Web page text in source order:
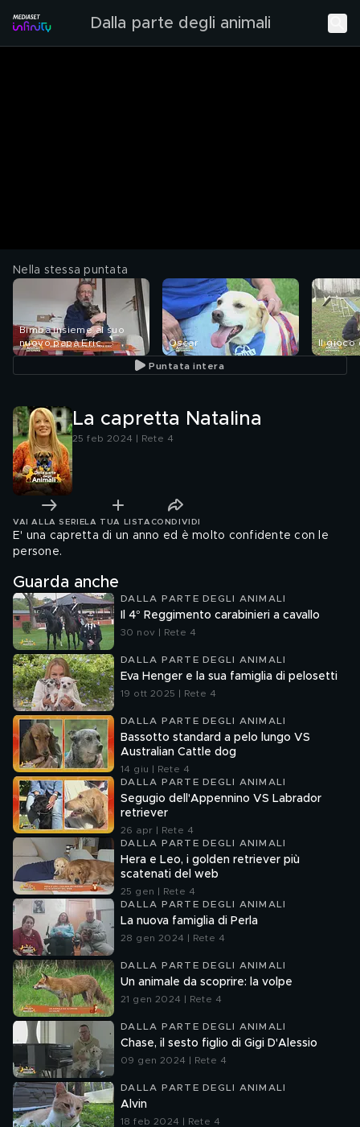
Dalla parte degli animali
Nella stessa puntata
Bimba insieme al suo
nuovo papà Eric
Oscar Il gioco
Puntata intera
La capretta Natalina
25 feb 2024 | Rete 4
VAI ALLA SERIE LA TUA LISTA CONDIVIDI
E' una capretta di un anno ed è molto confidente con le
persone.
Guarda anche
DALLA PARTE DEGLI ANIMALI
Il 4° Reggimento carabinieri a cavallo
30 nov | Rete 4
DALLA PARTE DEGLI ANIMALI
Eva Henger e la sua famiglia di pelosetti
19 ott 2025 | Rete 4
DALLA PARTE DEGLI ANIMALI
Bassotto standard a pelo lungo VS
Australian Cattle dog
14 giu | Rete 4
DALLA PARTE DEGLI ANIMALI
Segugio dell'Appennino VS Labrador
retriever
26 apr | Rete 4
DALLA PARTE DEGLI ANIMALI
Hera e Leo, i golden retriever più
scatenati del web
25 gen | Rete 4
DALLA PARTE DEGLI ANIMALI
La nuova famiglia di Perla
28 gen 2024 | Rete 4
DALLA PARTE DEGLI ANIMALI
Un animale da scoprire: la volpe
21 gen 2024 | Rete 4
DALLA PARTE DEGLI ANIMALI
Chase, il sesto figlio di Gigi D'Alessio
09 gen 2024 | Rete 4
DALLA PARTE DEGLI ANIMALI
Alvin
18 feb 2024 | Rete 4